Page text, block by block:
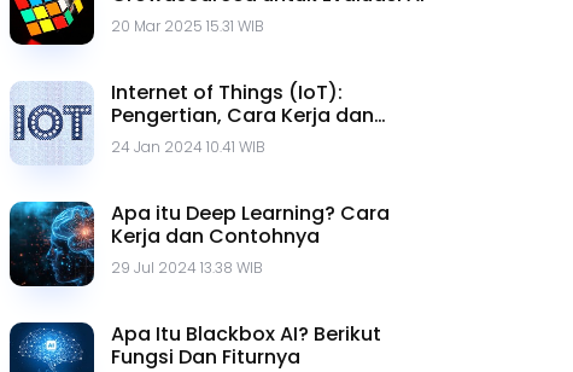
20 Mar 2025 15.31 WIB
Internet of Things (IoT):
Pengertian, Cara Kerja dan
Contohnya
24 Jan 2024 10.41 WIB
Apa itu Deep Learning? Cara
Kerja dan Contohnya
29 Jul 2024 13.38 WIB
Apa Itu Blackbox AI? Berikut
Fungsi Dan Fiturnya